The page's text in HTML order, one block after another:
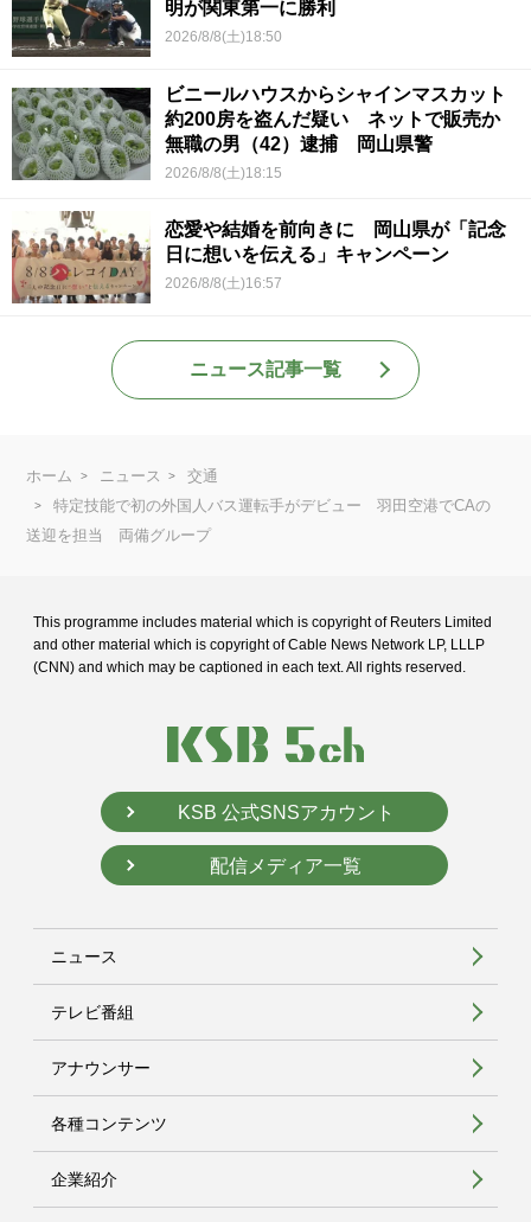
明が関東第一に勝利
2026/8/8(土)18:50
ビニールハウスからシャインマスカット
約200房を盗んだ疑い ネットで販売か
無職の男（42）逮捕 岡山県警
2026/8/8(土)18:15
恋愛や結婚を前向きに 岡山県が「記念
日に想いを伝える」キャンペーン
2026/8/8(土)16:57
ニュース記事一覧
ホーム ニュース
交通
特定技能で初の外国人バス運転手がデビュー 羽田空港でCAの
送迎を担当 両備グループ
This programme includes material which is copyright of Reuters Limited
and other material which is copyright of Cable News Network LP, LLLP
(CNN) and which may be captioned in each text. All rights reserved.
KSB 公式SNSアカウント
配信メディア一覧
ニュース
テレビ番組
アナウンサー
各種コンテンツ
企業紹介